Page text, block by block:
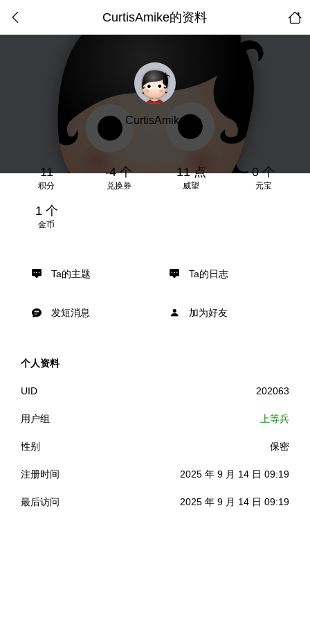
CurtisAmike的资料
CurtisAmike
11
积分
-4 个
兑换券
11 点
威望
0 个
元宝
1 个
金币
Ta的主题 Ta的日志
发短消息 加为好友
个人资料
UID 202063
用户组 上等兵
性别 保密
注册时间 2025 年 9 月 14 日 09:19
最后访问 2025 年 9 月 14 日 09:19